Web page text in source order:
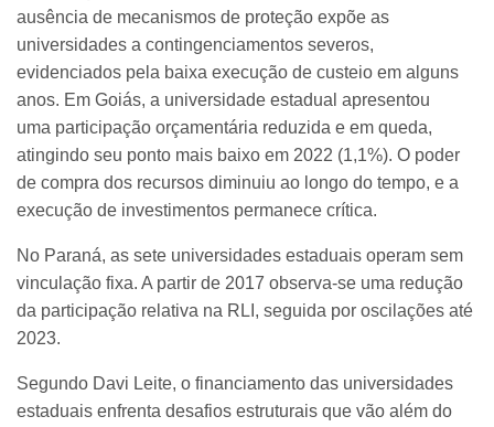
ausência de mecanismos de proteção expõe as
universidades a contingenciamentos severos,
evidenciados pela baixa execução de custeio em alguns
anos. Em Goiás, a universidade estadual apresentou
uma participação orçamentária reduzida e em queda,
atingindo seu ponto mais baixo em 2022 (1,1%). O poder
de compra dos recursos diminuiu ao longo do tempo, e a
execução de investimentos permanece crítica.
No Paraná, as sete universidades estaduais operam sem
vinculação fixa. A partir de 2017 observa-se uma redução
da participação relativa na RLI, seguida por oscilações até
2023.
Segundo Davi Leite, o financiamento das universidades
estaduais enfrenta desafios estruturais que vão além do